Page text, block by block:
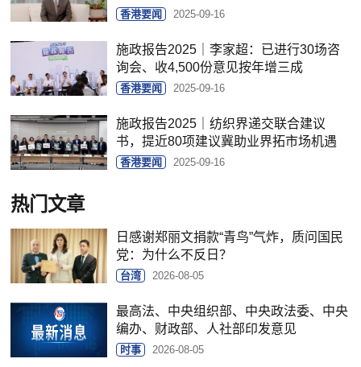
香港要闻 2025-09-16
施政报告2025｜李家超：已进行30场咨
询会、收4,500份意见按年增三成
香港要闻 2025-09-16
施政报告2025｜纺织界递交联合建议
书，提近80项建议冀助业界拓市场机遇
香港要闻 2025-09-16
热门文章
日感谢郑丽文捐款“青鸟”气炸，质问国民
党：为什么不反日？
台湾 2026-08-05
最高法、中央组织部、中央政法委、中央
编办、财政部、人社部印发意见
时事 2026-08-05